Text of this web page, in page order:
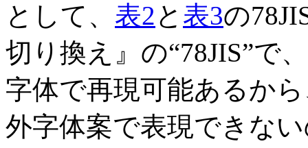
として、 表2と 表3の
切り換え』の“78JIS”で
字体で再現可能あるか
外字体案で表現できな